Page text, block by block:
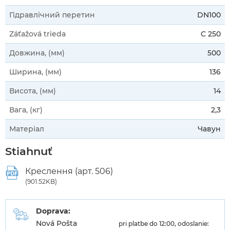
Гідравлічний перетин DN100
Záťažová trieda C 250
Довжина, (мм) 500
Ширина, (мм) 136
Висота, (мм) 14
Вага, (кг) 2,3
Матеріал Чавун
Stiahnuť
Креслення (арт. 506)
(901.52KB)
Doprava:
Nová Pošta
pri platbe do 12:00, odoslanie: